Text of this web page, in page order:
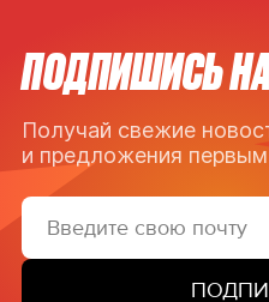
ПОДПИШИСЬ
Получай свежие
и предложения первым